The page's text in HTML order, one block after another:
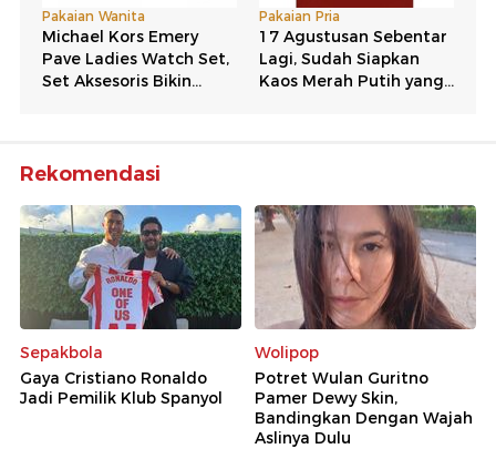
Rekomendasi
Sepakbola
Gaya Cristiano Ronaldo
Jadi Pemilik Klub Spanyol
Wolipop
Potret Wulan Guritno
Pamer Dewy Skin,
Bandingkan Dengan Wajah
Aslinya Dulu